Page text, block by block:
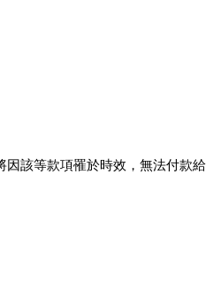
該等款項罹於時效，無法付款給